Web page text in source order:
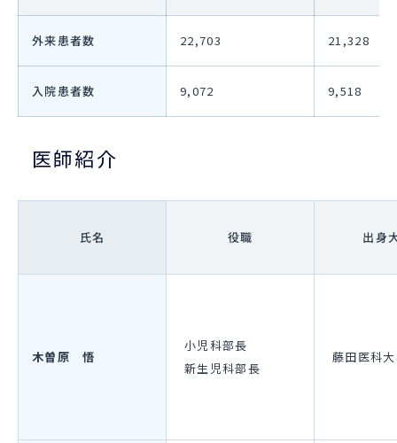
外来患者数 22,703 21,328
入院患者数 9,072 9,518
医師紹介
氏名 役職 出身
木曽原 悟
小児科部長
新生児科部長
藤田医科